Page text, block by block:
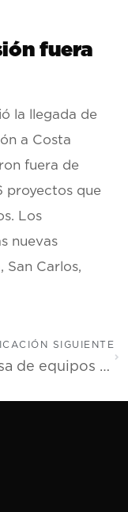
fuera
la llegada de
a Costa
fuera de
proyectos que
Los
nuevas
San Carlos,
SIGUIENTE
Empresa de equipos y servicios para la industria de semiconductores Applied Materials, Inc iniciará operaciones en Costa Rica en 2025